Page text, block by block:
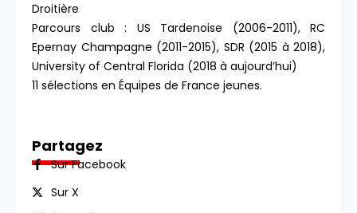
Droitière
Parcours club : US Tardenoise (2006-2011), RC
Epernay Champagne (2011-2015), SDR (2015 à 2018),
University of Central Florida (2018 à aujourd’hui)
11 sélections en Équipes de France jeunes.
Partagez
Sur Facebook
Sur X